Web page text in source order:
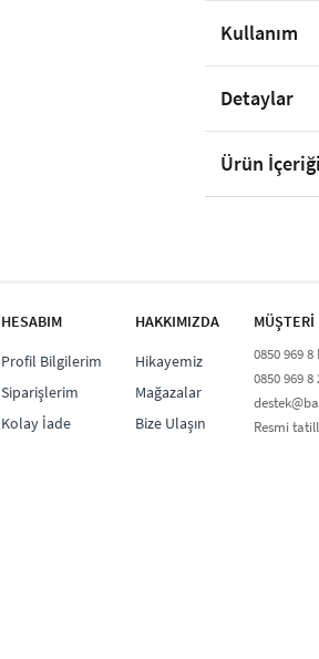
Kullanım
Detaylar
Ürün İçeriği
HESABIM
Profil Bilgilerim
Siparişlerim
Kolay İade
HAKKIMIZDA
Hikayemiz
Mağazalar
Bize Ulaşın
0850 969 8
0850 969 8
Resmi